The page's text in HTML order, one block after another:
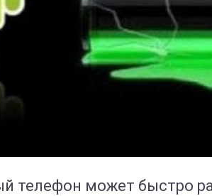
телефон может быстро